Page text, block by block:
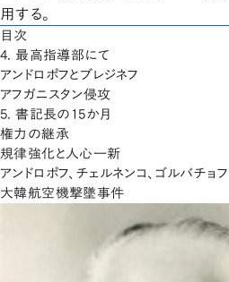
用する。
目次
4. 最高指導部にて
アンドロポフとブレジネフ
アフガニスタン侵攻
5. 書記長の15か月
権力の継承
規律強化と人心一新
アンドロポフ、チェルネンコ、ゴルバチョフ
大韓航空機撃墜事件